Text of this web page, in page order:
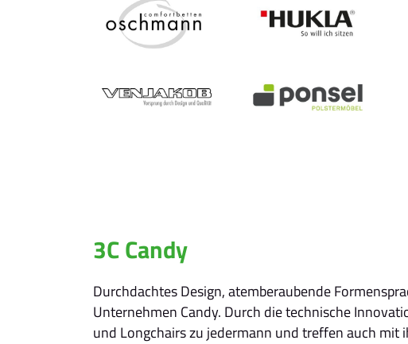
3C Candy
Durchdachtes Design, atemberaubende
Unternehmen Candy. Durch die technische
und Longchairs zu jedermann und treffen auch mit